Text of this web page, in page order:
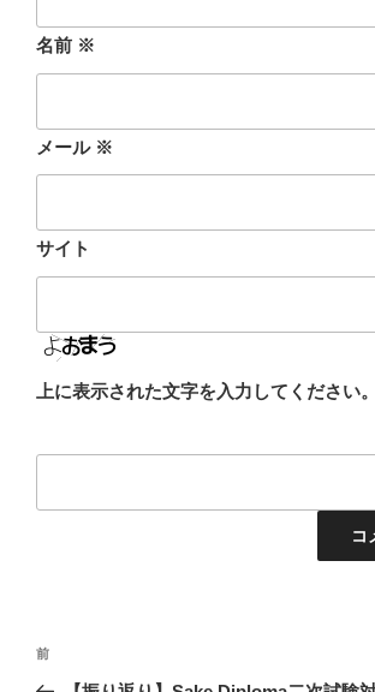
名前 ※
メール ※
サイト
上に表示された文字を入力してください。
投
前
の
前